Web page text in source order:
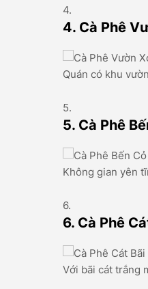
4. Cà Phê
Quán có khu
5. Cà Phê
Không gian yên
6. Cà Phê
Với bãi cát trắng